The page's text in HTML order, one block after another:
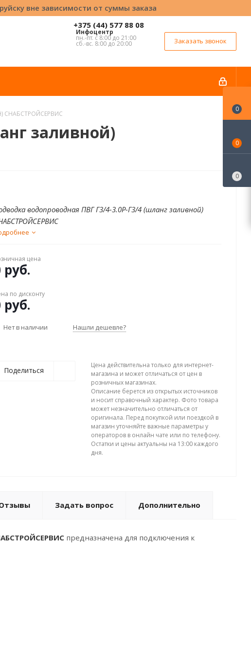
вне зависимости от суммы заказа
+375 (44) 577 88 08
Инфоцентр
пн.-пт. с 8:00 до 21:00
сб.-вс. 8:00 до 20:00 Заказать звонок
СНАБСТРОЙСЕРВИС
заливной)
водопроводная ПВГ Г3/4-3.0Р-Г3/4 (шланг заливной)
цена
руб.
по дисконту
руб.
Нет в наличии Нашли дешевле?
Поделиться
Цена действительна только для интернет-
магазина и может отличаться от цен в
розничных магазинах.
Описание берется из открытых источников
и носит справочный характер. Фото товара
может незначительно отличаться от
оригинала. Перед покупкой или поездкой в
магазин уточняйте важные параметры у
операторов в онлайн чате или по телефону.
Остатки и цены актуальны на 13:00 каждого
дня.
Задать вопрос Дополнительно
предназначена для подключения к
0
0
0